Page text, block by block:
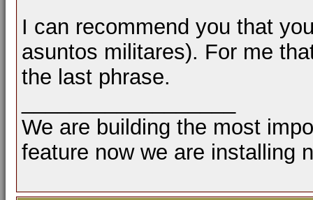
I can recommend you that
asuntos militares). For me
the last phrase.
We are building the most
feature now we are installing